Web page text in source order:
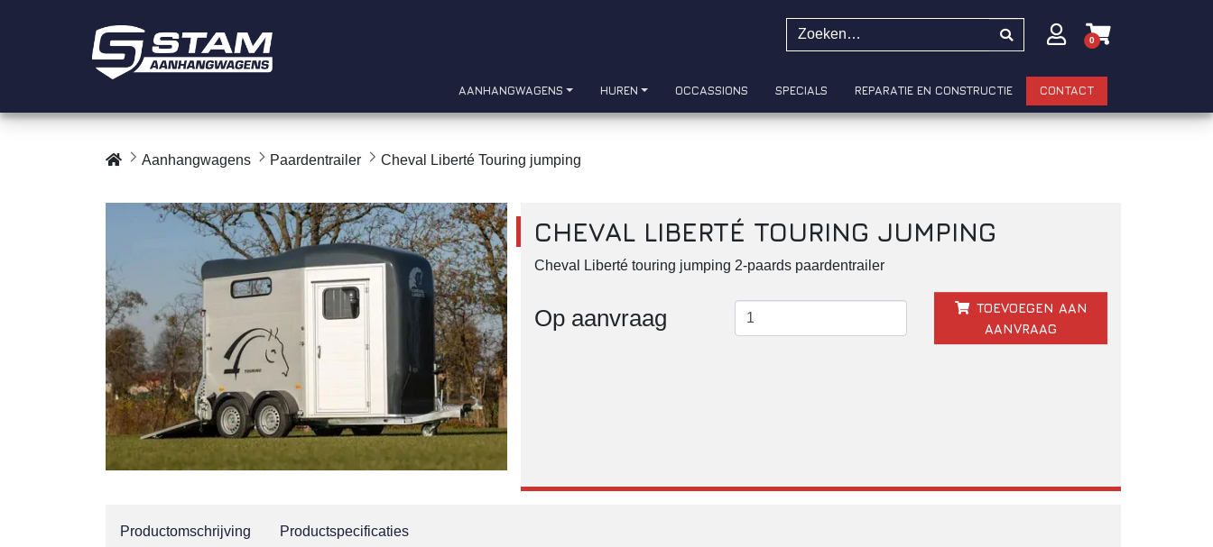
0
AANHANGWAGENS HUREN OCCASSIONS SPECIALS REPARATIE EN CONSTRUCTIE CONTACT
Aanhangwagens Paardentrailer Cheval Liberté Touring jumping
CHEVAL LIBERTÉ TOURING JUMPING
Cheval Liberté touring jumping 2-paards paardentrailer
Op aanvraag
AANVRAAG
Productomschrijving Productspecificaties